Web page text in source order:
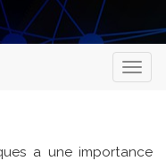
a une importance